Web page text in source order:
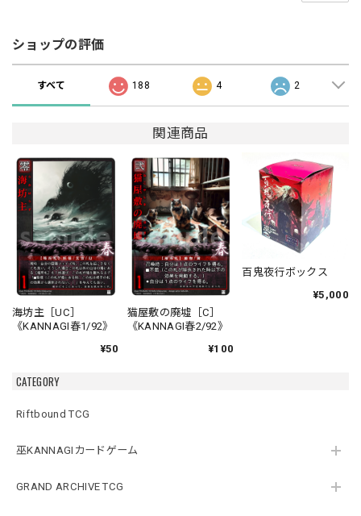
CATEGORY
Riftbound TCG
巫KANNAGIカードゲーム
GRAND ARCHIVE TCG
ショップの評価
すべて 188 4 2
関連商品
海坊主［UC］
《KANNAGI春1/92》
¥50
猫屋敷の廃墟［C］
《KANNAGI春2/92》
¥100
百鬼夜行ボックス
¥5,000